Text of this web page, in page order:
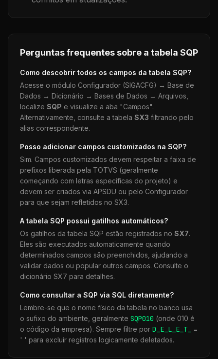
Perguntas frequentes sobre a tabela SQP
Como descobrir todos os campos da tabela SQP?
Acesse o módulo Configurador (SIGACFG) → Base de
Dados → Dicionário → Bases de Dados → Arquivos,
localize SQP e visualize a aba "Campos".
Alternativamente, consulte a tabela SX3 filtrando pelo
alias correspondente.
Posso adicionar campos customizados na SQP?
Sim. Campos customizados devem respeitar a faixa de
prefixos liberada pela TOTVS (geralmente
começando com letras específicas do projeto) e
devem ser criados via APSDU ou pelo Configurador
para que sejam refletidos no SX3.
A tabela SQP possui gatilhos automáticos?
Os gatilhos da tabela SQP estão registrados no SX7.
Eles são executados automaticamente quando
determinados campos são preenchidos, ajudando a
validar dados ou popular outros campos. Consulte o
dicionário SX7 para detalhes.
Como consultar a SQP via SQL diretamente?
Lembre-se que o nome físico da tabela no banco usa
o sufixo do ambiente, geralmente SQP010 (onde 010 é
o código da empresa). Sempre filtre por D_E_L_E_T_
=
' ' para excluir registros logicamente deletados.